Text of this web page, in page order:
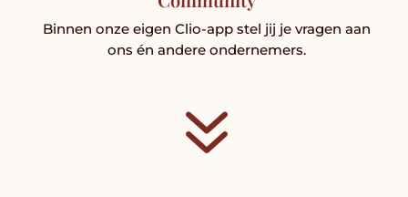
Binnen onze eigen Clio-app stel jij je vragen aan
ons én andere ondernemers.
7